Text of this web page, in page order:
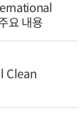
요 내용
Clean